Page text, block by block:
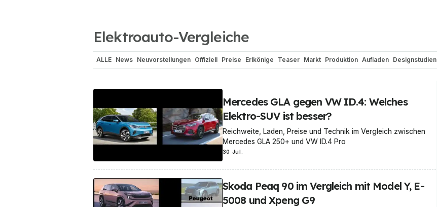
Elektroauto-Vergleiche
ALLE News Neuvorstellungen Offiziell Preise Erlkönige Teaser Markt Produktion Aufladen Designstudien
In eigener Sache Gerüchte Sicherheit Elektroauto-Umbau
Elektro-Roller E-Bikes Elektro-Busse
Mercedes GLA gegen VW ID.4: Welches
Elektro-SUV ist besser?
Reichweite, Laden, Preise und Technik im Vergleich zwischen
Mercedes GLA 250+ und VW ID.4 Pro
30 Jul.
Skoda Peaq 90 im Vergleich mit Model Y, E-
5008 und Xpeng G9